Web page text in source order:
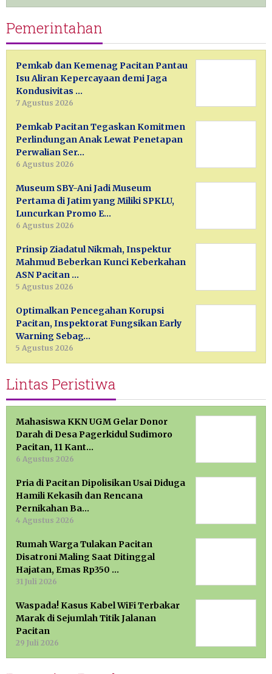
Pemerintahan
Pemkab dan Kemenag Pacitan Pantau
Isu Aliran Kepercayaan demi Jaga
Kondusivitas …
7 Agustus 2026
Pemkab Pacitan Tegaskan Komitmen
Perlindungan Anak Lewat Penetapan
Perwalian Ser…
6 Agustus 2026
Museum SBY-Ani Jadi Museum
Pertama di Jatim yang Miliki SPKLU,
Luncurkan Promo E…
6 Agustus 2026
Prinsip Ziadatul Nikmah, Inspektur
Mahmud Beberkan Kunci Keberkahan
ASN Pacitan …
5 Agustus 2026
Optimalkan Pencegahan Korupsi
Pacitan, Inspektorat Fungsikan Early
Warning Sebag…
5 Agustus 2026
Lintas Peristiwa
Mahasiswa KKN UGM Gelar Donor
Darah di Desa Pagerkidul Sudimoro
Pacitan, 11 Kant…
6 Agustus 2026
Pria di Pacitan Dipolisikan Usai Diduga
Hamili Kekasih dan Rencana
Pernikahan Ba…
4 Agustus 2026
Rumah Warga Tulakan Pacitan
Disatroni Maling Saat Ditinggal
Hajatan, Emas Rp350 …
31 Juli 2026
Waspada! Kasus Kabel WiFi Terbakar
Marak di Sejumlah Titik Jalanan
Pacitan
29 Juli 2026